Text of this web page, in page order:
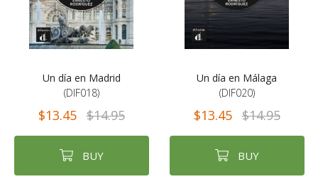
Un día en Madrid
(DIF018)
$13.45 $14.95
BUY
Un día en Málaga
(DIF020)
$13.45 $14.95
BUY